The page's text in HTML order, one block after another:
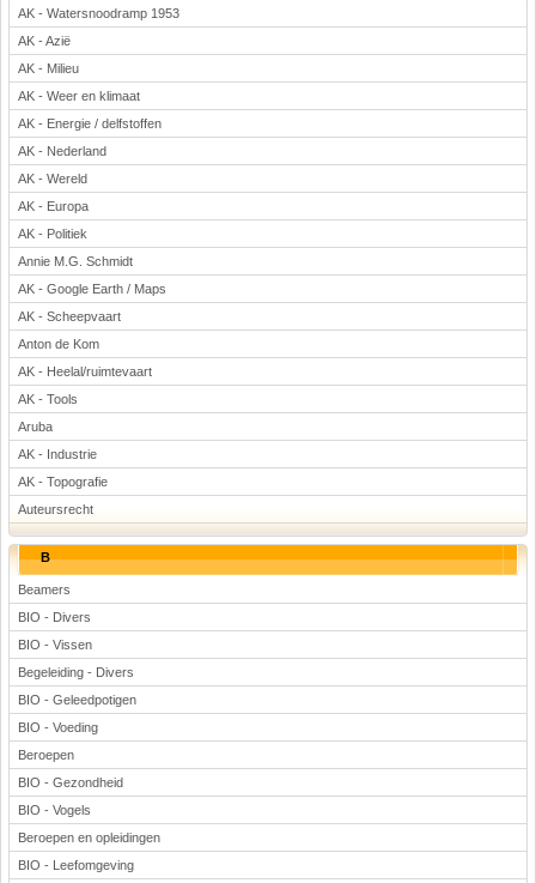
Sport
Techniek
Verkeer
Wiskunde
Onderwerpen
Apps en tablets
Collecties digibord
Digiborden / touchscreens
Digibordtools
Downloads basisonderwijs
Herfst
Kerstmis
Kinder-/Jeugdboeken
Lente
Onderbouw PO
Pasen
Voetbal
AK - Watersnoodramp 1953
AK - Azië
AK - Milieu
AK - Weer en klimaat
AK - Energie / delfstoffen
AK - Nederland
AK - Wereld
AK - Europa
AK - Politiek
Annie M.G. Schmidt
AK - Google Earth / Maps
AK - Scheepvaart
Anton de Kom
AK - Heelal/ruimtevaart
AK - Tools
Aruba
AK - Industrie
AK - Topografie
Auteursrecht
B
Beamers
BIO - Divers
BIO - Vissen
Begeleiding - Divers
BIO - Geleedpotigen
BIO - Voeding
Beroepen
BIO - Gezondheid
BIO - Vogels
Beroepen en opleidingen
BIO - Leefomgeving